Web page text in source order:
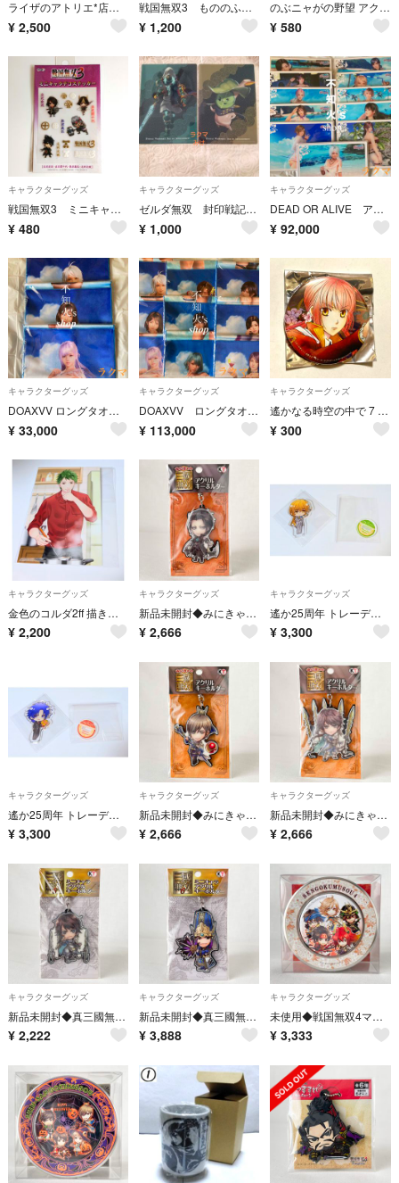
ライザのアトリエ*店舗特典
¥ 2,500
戦国無双3 もののふ和雑貨 ブックカバー 文庫サイズ 長宗我部元親 戦国 武将 家紋 ダークグリーン 麻 和雑貨 総柄 コーエー
¥ 1,200
のぶニャがの野望 アクリル 根付 濃姫ニャン 森ニャンまるかニィ才蔵 ガラシャム ニャりた甲斐姫 キーホルダー 信長の野望
¥ 580
キャラクターグッズ
戦国無双3 ミニキャラデコステッカー 立花宗茂 立花誾千代 島津義弘 毛利元就 転写式 シール ステッカー 戦国無双
¥ 480
キャラクターグッズ
ゼルダ無双 封印戦記 クリアシート カラモ ゴーレム 特典
¥ 1,000
キャラクターグッズ
DEAD OR ALIVE アクリルボード11キャラ DOAXVV
¥ 92,000
キャラクターグッズ
DOAXVV ロングタオル 第3弾 3キャラ
¥ 33,000
キャラクターグッズ
DOAXVV ロングタオル 9キャラ
¥ 113,000
キャラクターグッズ
遙かなる時空の中で 7 ＡＧＦ来場者特典 非売品 缶バッジ天野七緒 ネオロマンス
¥ 300
キャラクターグッズ
金色のコルダ2ff 描き下ろしブロマイド 君に恋して 土浦梁太郎
¥ 2,200
キャラクターグッズ
新品未開封◆みにきゃら真三國無双7アクリルキーホルダー賈充アクキーコーエーテクモ
¥ 2,666
キャラクターグッズ
遙か25周年 トレーディングミニアクリルスタンド 武蔵坊弁慶
¥ 3,300
キャラクターグッズ
遙か25周年 トレーディングミニアクリルスタンド 有川将臣
¥ 3,300
キャラクターグッズ
新品未開封◆みにきゃら真三國無双7アクリルキーホルダー郭嘉アクキー
¥ 2,666
キャラクターグッズ
新品未開封◆みにきゃら真三國無双7アクリルキーホルダー鍾会アクキーコーエーテクモ
¥ 2,666
キャラクターグッズ
新品未開封◆真三國無双6ミニキャラアクリルキーホルダー鍾会アクキー
¥ 2,222
キャラクターグッズ
新品未開封◆真三國無双6ミニキャラアクリルキーホルダーアクキー司馬懿
¥ 3,888
キャラクターグッズ
未使用◆戦国無双4マグネット付きトレイ缶菓子無しコーエーテクモ
¥ 3,333